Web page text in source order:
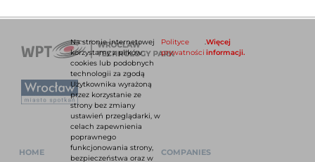
HOME COMPANIES
Na stronie internetowej
korzystamy z plików
cookies lub podobnych
technologii za zgodą
Użytkownika wyrażoną
przez korzystanie ze
strony bez zmiany
ustawień przeglądarki, w
celach zapewnienia
poprawnego
funkcjonowania strony,
bezpieczeństwa oraz w
Polityce
prywatności
Więcej
informacji.